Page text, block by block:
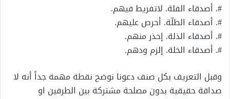
#. أصدقاء الفلة. لاتفريط فيهم.
#. أصدقاء الطلّة. أحرص عليهم.
#. أصدقاء الذلة. إحذر منهم.
#. أصدقاء الخلة. إلزم ودهم.
وقبل التعريف بكل صنف دعونا نوضح نقطة مهمة جداً أنه لا
صداقة حقيقية بدون مصلحة مشتركة بين الطرفين او